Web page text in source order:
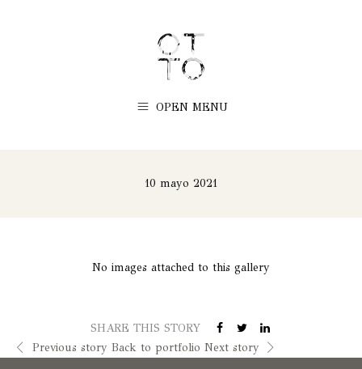
OPEN MENU
10 mayo 2021
No images attached to this gallery
SHARE THIS STORY
Previous story Back to portfolio Next story